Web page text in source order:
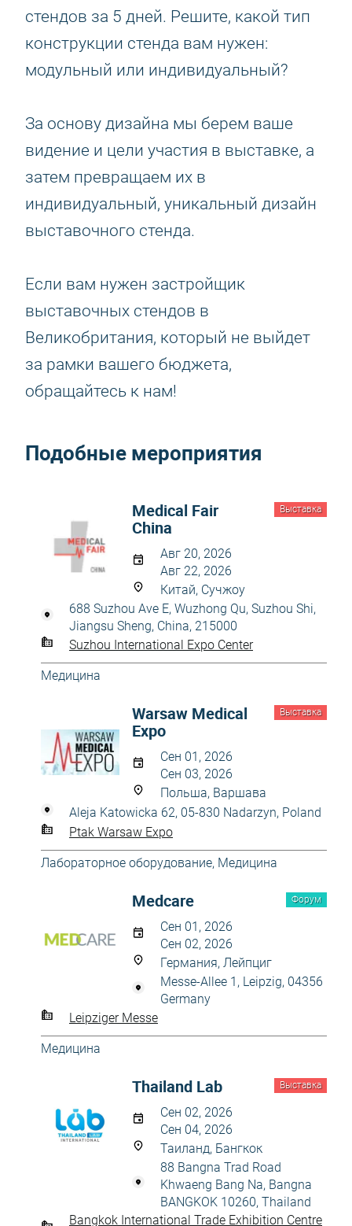
стендов за 5 дней. Решите, какой тип
конструкции стенда вам нужен:
модульный или индивидуальный?
За основу дизайна мы берем ваше
видение и цели участия в выставке, а
затем превращаем их в
индивидуальный, уникальный дизайн
выставочного стенда.
Если вам нужен застройщик
выставочных стендов в
Великобритания, который не выйдет
за рамки вашего бюджета,
обращайтесь к нам!
Подобные мероприятия
Выставка
Medical Fair
China
Авг 20, 2026
Авг 22, 2026
Китай, Сучжоу
688 Suzhou Ave E, Wuzhong Qu, Suzhou Shi,
Jiangsu Sheng, China, 215000
Suzhou International Expo Center
Медицина
Выставка
Warsaw Medical
Expo
Сен 01, 2026
Сен 03, 2026
Польша, Варшава
Aleja Katowicka 62, 05-830 Nadarzyn, Poland
Ptak Warsaw Expo
Лабораторное оборудование, Медицина
Форум
Medcare
Сен 01, 2026
Сен 02, 2026
Германия, Лейпциг
Messe-Allee 1, Leipzig, 04356
Germany
Leipziger Messe
Медицина
Выставка
Thailand Lab
Сен 02, 2026
Сен 04, 2026
Таиланд, Бангкок
88 Bangna Trad Road
Khwaeng Bang Na, Bangna
BANGKOK 10260, Thailand
Bangkok International Trade Exhibition Centre